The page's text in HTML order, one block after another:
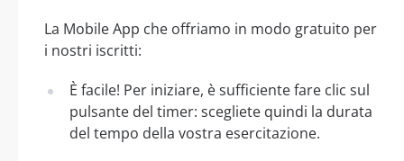
La Mobile App che offriamo in modo gratuito per
i nostri iscritti:
È facile! Per iniziare, è sufficiente fare clic sul
pulsante del timer: scegliete quindi la durata
del tempo della vostra esercitazione.